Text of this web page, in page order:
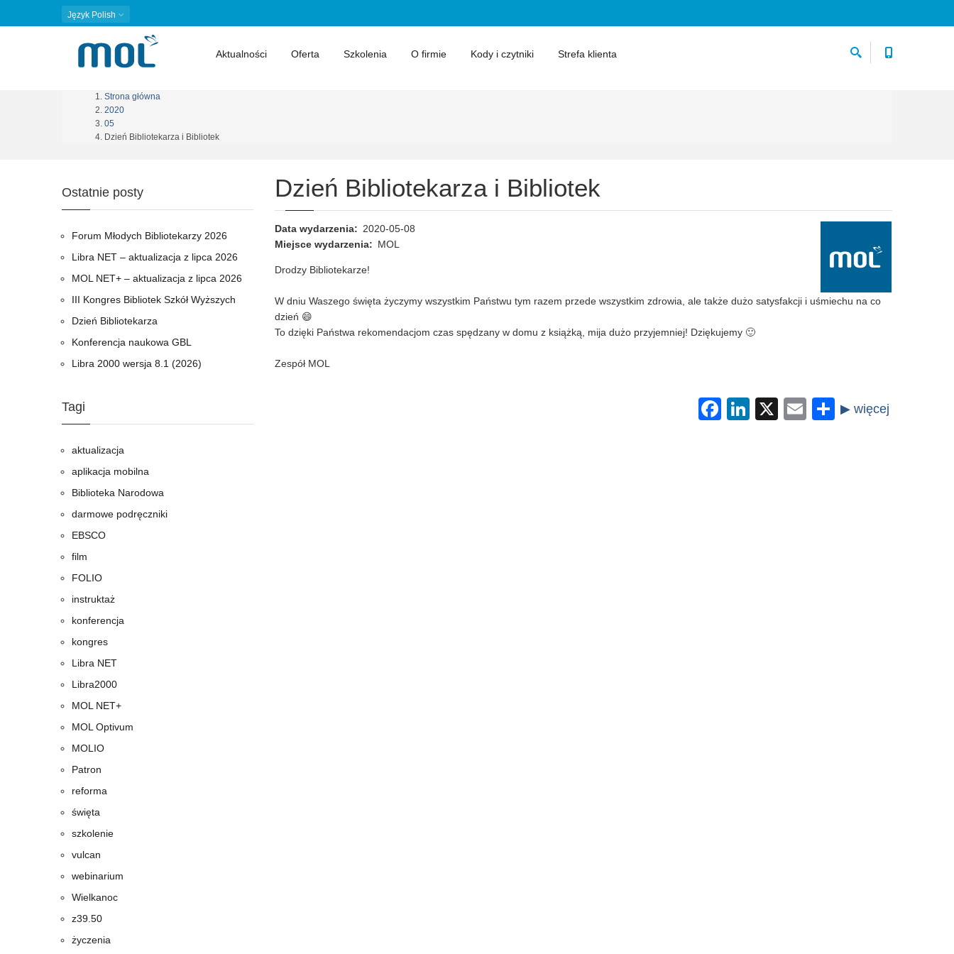
Język Polish
Aktualności Oferta Szkolenia O firmie Kody i czytniki Strefa klienta
Ścieżka
nawigacyjna
Strona główna
2020
05
Dzień Bibliotekarza i Bibliotek
Dzień Bibliotekarza i Bibliotek
Data wydarzenia
2020-05-08
Miejsce wydarzenia
MOL
Drodzy Bibliotekarze!
W dniu Waszego święta życzymy wszystkim Państwu tym razem przede wszystkim zdrowia, ale także dużo satysfakcji i uśmiechu na co
dzień 😄
To dzięki Państwa rekomendacjom czas spędzany w domu z książką, mija dużo przyjemniej! Dziękujemy 🙂
Zespół MOL
Facebook
LinkedIn
X EmailShare
Ostatnie posty
Forum Młodych Bibliotekarzy 2026
Libra NET – aktualizacja z lipca 2026
MOL NET+ – aktualizacja z lipca 2026
III Kongres Bibliotek Szkół Wyższych
Dzień Bibliotekarza
Konferencja naukowa GBL
Libra 2000 wersja 8.1 (2026)
Tagi
aktualizacja
aplikacja mobilna
Biblioteka Narodowa
darmowe podręczniki
EBSCO
film
FOLIO
instruktaż
konferencja
kongres
Libra NET
Libra2000
MOL NET+
MOL Optivum
MOLIO
Patron
reforma
święta
szkolenie
vulcan
webinarium
Wielkanoc
z39.50
życzenia